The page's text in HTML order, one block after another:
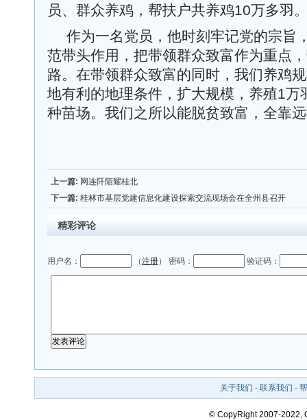
员、群众养鸡，帮扶户共养鸡10万多羽
作为一名党员，他时刻牢记党的宗旨
范带头作用，把带领群众致富作为重点
路。在带领群众致富的同时，我们养鸡
地有利的地理条件，扩大规模，养殖1万
种苗场。我们之所以能脱贫致富，全靠
上一篇: 网连阡陌耀桂北
下一篇: 桂林市基层党建信息化建设探索交流现场会在全州县召开
精彩评论
用户名： （注册） 密码： 验证码：
关于我们 - 联系我们 -
© CopyRight 2007-2022,